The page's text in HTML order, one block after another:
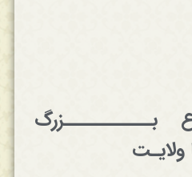
بـــــــــــزرگ
ولایـت